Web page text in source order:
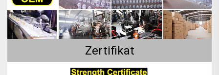
Zertifikat